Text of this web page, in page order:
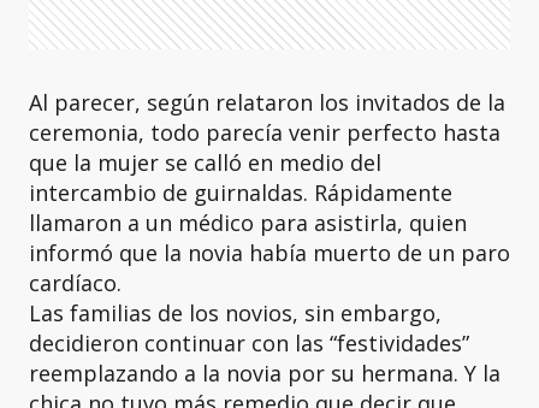
Al parecer, según relataron los invitados de la
ceremonia, todo parecía venir perfecto hasta
que la mujer se calló en medio del
intercambio de guirnaldas. Rápidamente
llamaron a un médico para asistirla, quien
informó que la novia había muerto de un paro
cardíaco.
Las familias de los novios, sin embargo,
decidieron continuar con las “festividades”
reemplazando a la novia por su hermana. Y la